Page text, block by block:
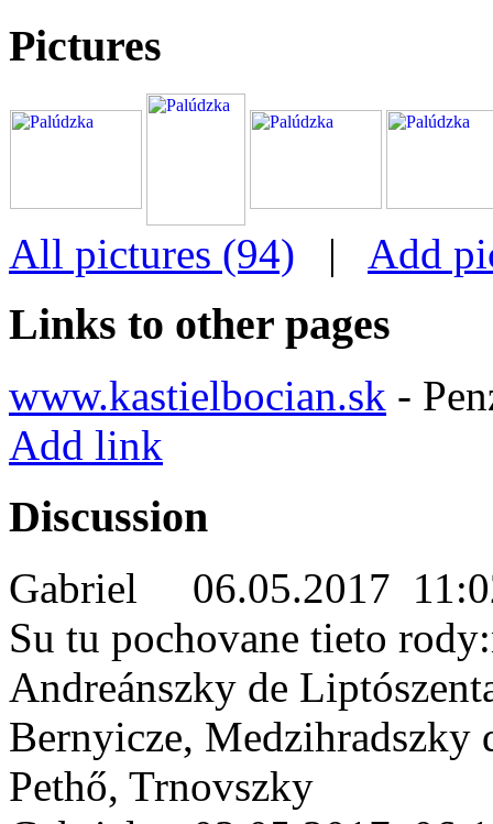
Pictures
All pictures (94) | Add
Links to other pages
www.kastielbocian.sk -
Add link
Discussion
Gabriel 06.05.2017
Su tu pochovane tieto
Andreánszky de
Bernyicze, Medzihradszky
Pethő, Trnovszky